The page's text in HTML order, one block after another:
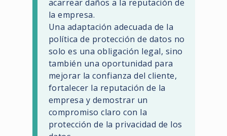
acarrear daños a la reputación de
la empresa.
Una adaptación adecuada de la
política de protección de datos no
solo es una obligación legal, sino
también una oportunidad para
mejorar la confianza del cliente,
fortalecer la reputación de la
empresa y demostrar un
compromiso claro con la
protección de la privacidad de los